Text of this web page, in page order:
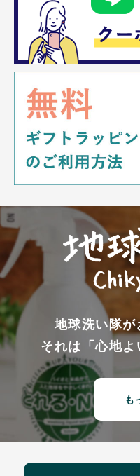
地球洗い隊
それは「心地
も